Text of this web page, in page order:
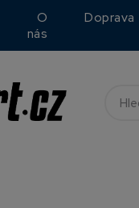
O
nás
Doprava